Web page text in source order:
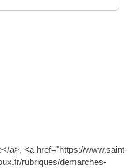
a>, <a href="https://www.saint-
rubriques/demarches-